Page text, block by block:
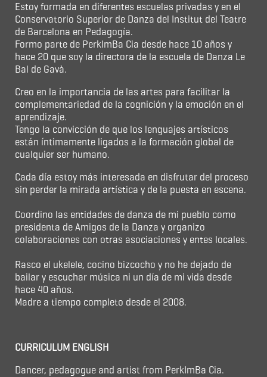
Estoy formada en diferentes escuelas privadas y en el
Conservatorio Superior de Danza del Institut del Teatre
de Barcelona en Pedagogía.
Formo parte de PerkImBa Cia desde hace 10 años y
hace 20 que soy la directora de la escuela de Danza Le
Bal de Gavà.
Creo en la importancia de las artes para facilitar la
complementariedad de la cognición y la emoción en el
aprendizaje.
Tengo la convicción de que los lenguajes artísticos
están íntimamente ligados a la formación global de
cualquier ser humano.
Cada día estoy más interesada en disfrutar del proceso
sin perder la mirada artística y de la puesta en escena.
Coordino las entidades de danza de mi pueblo como
presidenta de Amigos de la Danza y organizo
colaboraciones con otras asociaciones y entes locales.
Rasco el ukelele, cocino bizcocho y no he dejado de
bailar y escuchar música ni un día de mi vida desde
hace 40 años.
Madre a tiempo completo desde el 2008.
CURRICULUM ENGLISH
Dancer, pedagogue and artist from PerkImBa Cia.